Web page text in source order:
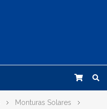
Monturas Solares